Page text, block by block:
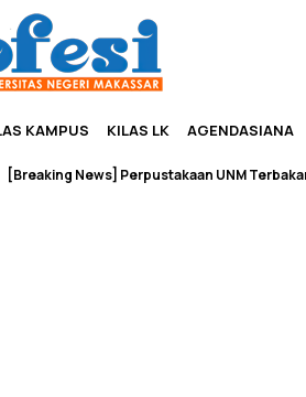
KAMPUS KILAS LK AGENDASIANA
News] Perpustakaan UNM Terbakar